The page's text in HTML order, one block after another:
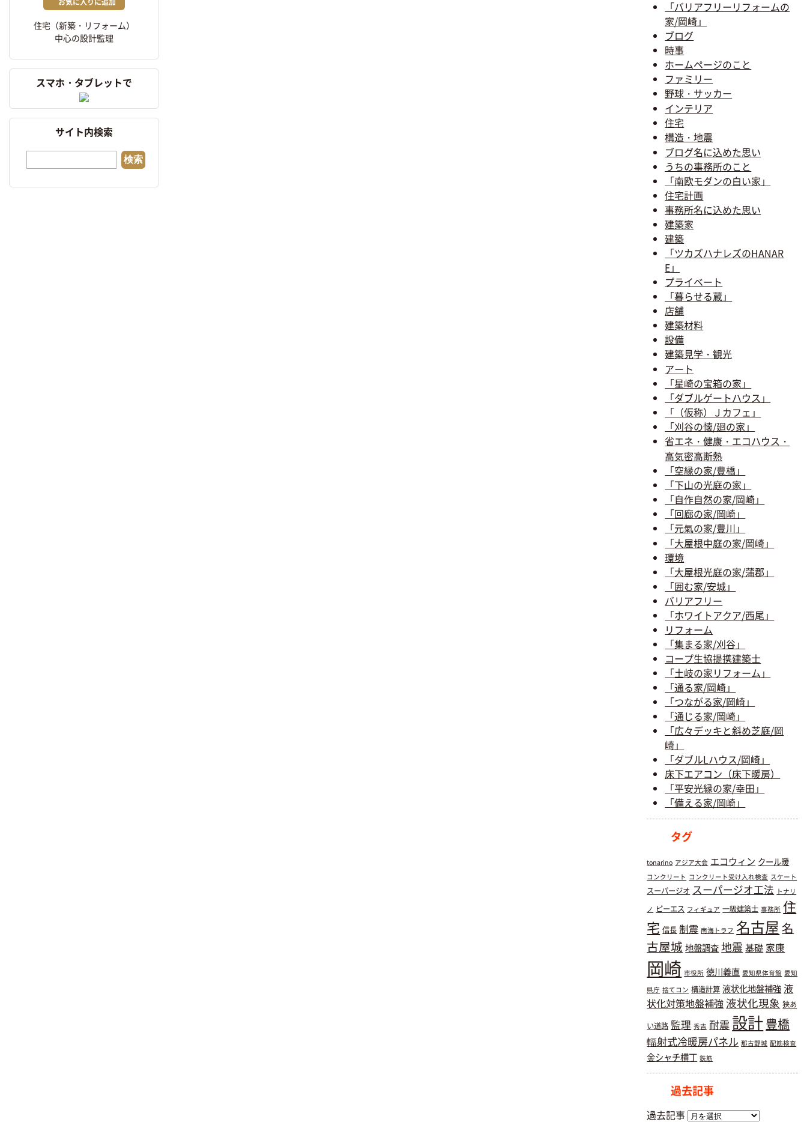
「バリアフリーリフォームの
家/岡崎」
ブログ
時事
ホームページのこと
ファミリー
野球・サッカー
インテリア
住宅
構造・地震
ブログ名に込めた思い
うちの事務所のこと
「南欧モダンの白い家」
住宅計画
事務所名に込めた思い
建築家
建築
「ツカズハナレズのHANAR
E」
プライベート
「暮らせる蔵」
店舗
建築材料
設備
建築見学・観光
アート
「星崎の宝箱の家」
「ダブルゲートハウス」
「（仮称）Ｊカフェ」
「刈谷の懐/廻の家」
省エネ・健康・エコハウス・
高気密高断熱
「空縁の家/豊橋」
「下山の光庭の家」
「自作自然の家/岡崎」
「回廊の家/岡崎」
「元氣の家/豊川」
「大屋根中庭の家/岡崎」
環境
「大屋根光庭の家/蒲郡」
「囲む家/安城」
バリアフリー
「ホワイトアクア/西尾」
リフォーム
「集まる家/刈谷」
コープ生協提携建築士
「土岐の家リフォーム」
「通る家/岡崎」
「つながる家/岡崎」
「通じる家/岡崎」
「広々デッキと斜め芝庭/岡
崎」
「ダブルLハウス/岡崎」
床下エアコン（床下暖房）
「平安光縁の家/幸田」
「備える家/岡崎」
タグ
tonarino アジア大会 エコウィン クール暖
コンクリート コンクリート受け入れ検査 スケート
スーパージオ スーパージオ工法 トナリ
ノ ピーエス フィギュア 一級建築士 事務所 住
宅 信長 制震 南海トラフ 名古屋 名
古屋城 地盤調査地震 基礎 家康
岡崎 市役所 徳川義直 愛知県体育館 愛知
県庁 捨てコン 構造計算 液状化地盤補強 液
状化対策地盤補強 液状化現象 狭あ
い道路 監理 秀吉 耐震設計豊橋
輻射式冷暖房パネル 那古野城 配筋検査
金シャチ横丁 鉄筋
過去記事
過去記事
住宅（新築・リフォーム）
中心の設計監理
スマホ・タブレットで
サイト内検索